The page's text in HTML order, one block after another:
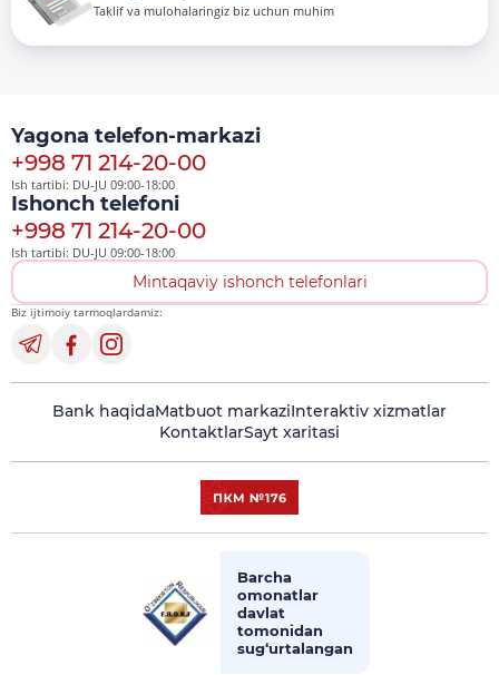
Taklif va mulohalaringiz biz uchun muhim
Yagona telefon-markazi
+998 71 214-20-00
Ish tartibi: DU-JU 09:00-18:00
Ishonch telefoni
+998 71 214-20-00
Ish tartibi: DU-JU 09:00-18:00
Mintaqaviy ishonch telefonlari
Biz ijtimoiy tarmoqlardamiz:
Bank haqidaMatbuot markaziInteraktiv xizmatlar
KontaktlarSayt xaritasi
Barcha
omonatlar
davlat
tomonidan
sug‘urtalangan